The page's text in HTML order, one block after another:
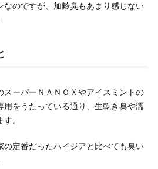
なのですが、加齢臭もあまり感じない
スーパーＮＡＮＯＸやアイスミントの
用をうたっている通り、生乾き臭や濡
。
の定番だったハイジアと比べても臭い